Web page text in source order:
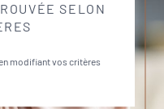
SELON
modifiant vos critères